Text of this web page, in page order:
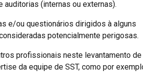
(internas ou externas).
e/ou questionários dirigidos à alguns
potencialmente perigosas.
profissionais neste levantamento de
da equipe de SST, como por